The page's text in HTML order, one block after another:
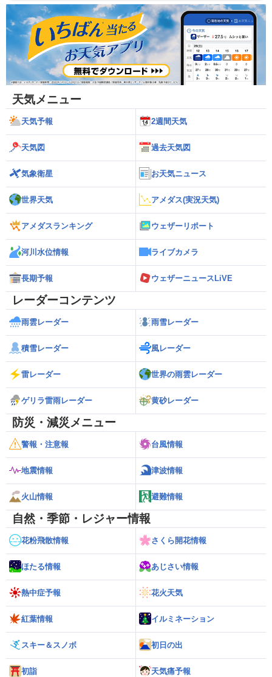
天気メニュー
天気予報 2週間天気
天気図 過去天気図
気象衛星 お天気ニュース
世界天気 アメダス(実況天気)
アメダスランキング ウェザーリポート
河川水位情報 ライブカメラ
長期予報 ウェザーニュースLiVE
レーダーコンテンツ
雨雲レーダー 雨雪レーダー
積雪レーダー 風レーダー
雷レーダー 世界の雨雲レーダー
ゲリラ雷雨レーダー 黄砂レーダー
防災・減災メニュー
警報・注意報 台風情報
地震情報 津波情報
火山情報 避難情報
自然・季節・レジャー情報
花粉飛散情報 さくら開花情報
ほたる情報 あじさい情報
熱中症予報 花火天気
紅葉情報 イルミネーション
スキー＆スノボ 初日の出
初詣 天気痛予報